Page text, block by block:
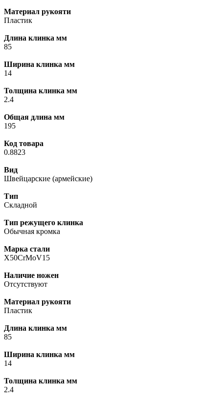
Материал рукояти
Пластик
Длина клинка мм
85
Ширина клинка мм
14
Толщина клинка мм
2.4
Общая длина мм
195
Код товара
0.8823
Вид
Швейцарские (армейские)
Тип
Складной
Тип режущего клинка
Обычная кромка
Марка стали
X50CrMoV15
Наличие ножен
Отсутствуют
Материал рукояти
Пластик
Длина клинка мм
85
Ширина клинка мм
14
Толщина клинка мм
2.4